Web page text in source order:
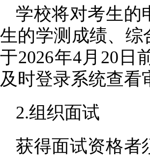
学校将对考生的
生的学测成绩、
于2026年4月20日
及时登录系统查看
2.组织面试
获得面试资格者